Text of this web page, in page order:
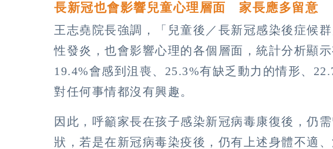
長新冠也會影響兒童心理層面 家長應多留意
王志堯院長強調，「兒童後／長新冠感染後症候
性發炎，也會影響心理的各個層面，統計分析顯示
19.4%會感到沮喪、25.3%有缺乏動力的情形、
對任何事情都沒有興趣。
因此，呼籲家長在孩子感染新冠病毒康復後，仍
狀，若是在新冠病毒染疫後，仍有上述身體不適